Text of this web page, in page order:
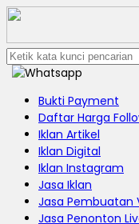
Bukti Payment
Daftar Harga
Iklan Artikel
Iklan Digital
Iklan Instagram
Jasa Iklan
Jasa Pembuatan
Jasa Penonton